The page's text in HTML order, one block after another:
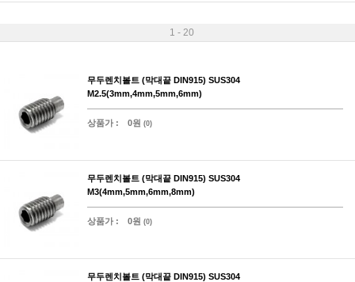
1 - 20
무두렌치볼트 (막대끝 DIN915) SUS304
M2.5(3mm,4mm,5mm,6mm)
상품가 : 0원 (0)
무두렌치볼트 (막대끝 DIN915) SUS304
M3(4mm,5mm,6mm,8mm)
상품가 : 0원 (0)
무두렌치볼트 (막대끝 DIN915) SUS304